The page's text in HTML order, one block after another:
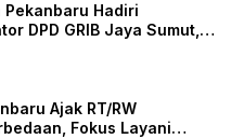
Pekanbaru Hadiri
DPD GRIB Jaya Sumut,
Ajak RT/RW
Fokus Layani